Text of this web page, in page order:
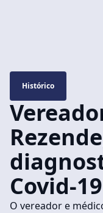
Histórico
Covid-19
O vereador e